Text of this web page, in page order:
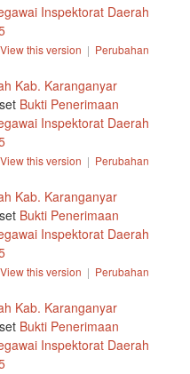
Inspektorat Daerah
View this version | Perubahan
Kab. Karanganyar
Bukti Penerimaan
Inspektorat Daerah
View this version | Perubahan
Kab. Karanganyar
Bukti Penerimaan
Inspektorat Daerah
View this version | Perubahan
Kab. Karanganyar
Bukti Penerimaan
Inspektorat Daerah